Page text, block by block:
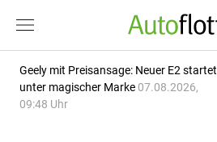
Geely mit Preisansage: Neuer E2 startet
unter magischer Marke 07.08.2026,
09:48 Uhr